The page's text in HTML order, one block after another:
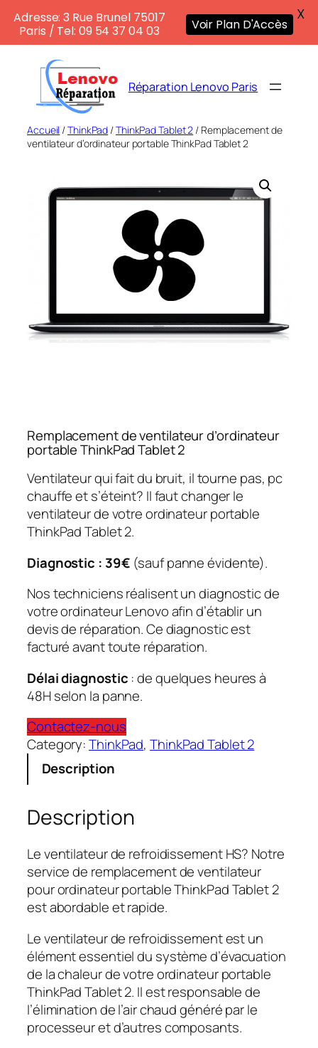
contenu
Réparation Lenovo Paris
Accueil /ThinkPad /ThinkPad Tablet 2 / Remplacement de
ventilateur d’ordinateur portable ThinkPad Tablet 2
Remplacement de ventilateur d’ordinateur
portable ThinkPad Tablet 2
Ventilateur qui fait du bruit, il tourne pas, pc
chauffe et s’éteint? Il faut changer le
ventilateur de votre ordinateur portable
ThinkPad Tablet 2.
Diagnostic : 39€ (sauf panne évidente).
Nos techniciens réalisent un diagnostic de
votre ordinateur Lenovo afin d’établir un
devis de réparation. Ce diagnostic est
facturé avant toute réparation.
Délai diagnostic : de quelques heures à
48H selon la panne.
Contactez-nous
Category:ThinkPad, ThinkPad Tablet 2
Description
Description
Le ventilateur de refroidissement HS? Notre
service de remplacement de ventilateur
pour ordinateur portable ThinkPad Tablet 2
est abordable et rapide.
Le ventilateur de refroidissement est un
élément essentiel du système d’évacuation
de la chaleur de votre ordinateur portable
ThinkPad Tablet 2. Il est responsable de
l’élimination de l’air chaud généré par le
processeur et d’autres composants.
Adresse: 3 Rue Brunel 75017
Paris / Tel: 09 54 37 04 03
Voir Plan D'Accès
X